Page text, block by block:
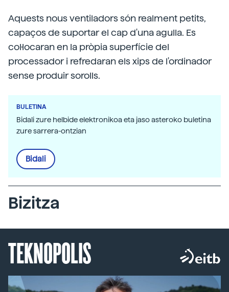
Aquests nous ventiladors són realment petits,
capaços de suportar el cap d'una agulla. Es
col·locaran en la pròpia superfície del
processador i refredaran els xips de l'ordinador
sense produir sorolls.
BULETINA
Bidali zure helbide elektronikoa eta jaso asteroko buletina
zure sarrera-ontzian
Bidali
Bizitza
TEKNOPOLIS